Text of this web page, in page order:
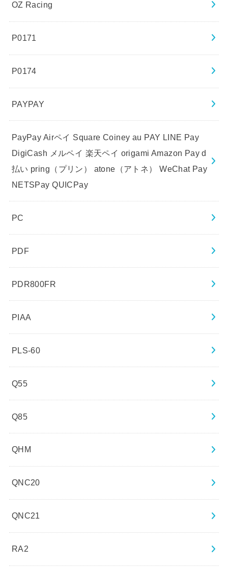
OZ Racing
P0171
P0174
PAYPAY
PayPay Airペイ Square Coiney au PAY LINE Pay
DigiCash メルペイ 楽天ペイ origami Amazon Pay d
払い pring（プリン） atone（アトネ） WeChat Pay
NETSPay QUICPay
PC
PDF
PDR800FR
PIAA
PLS-60
Q55
Q85
QHM
QNC20
QNC21
RA2